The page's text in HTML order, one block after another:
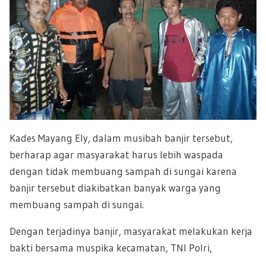
Kades Mayang Ely, dalam musibah banjir tersebut,
berharap agar masyarakat harus lebih waspada
dengan tidak membuang sampah di sungai karena
banjir tersebut diakibatkan banyak warga yang
membuang sampah di sungai.
Dengan terjadinya banjir, masyarakat melakukan kerja
bakti bersama muspika kecamatan, TNI Polri,